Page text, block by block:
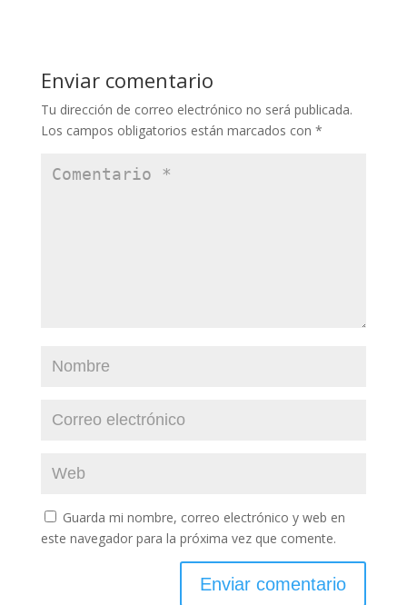
Enviar comentario
Tu dirección de correo electrónico no será publicada.
Los campos obligatorios están marcados con *
Guarda mi nombre, correo electrónico y web en
este navegador para la próxima vez que comente.